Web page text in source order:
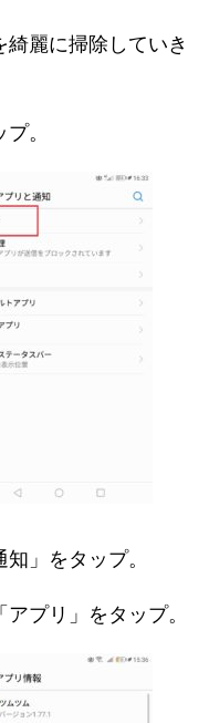
麗に掃除していき
。
」をタップ。
プリ」をタップ。